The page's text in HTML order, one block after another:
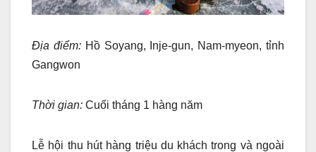
Địa điểm:Hồ Soyang, Inje-gun, Nam-myeon, tỉnh
Gangwon
Thời gian: Cuối tháng 1 hàng năm
Lễ hội thu hút hàng triệu du khách trong và ngoài